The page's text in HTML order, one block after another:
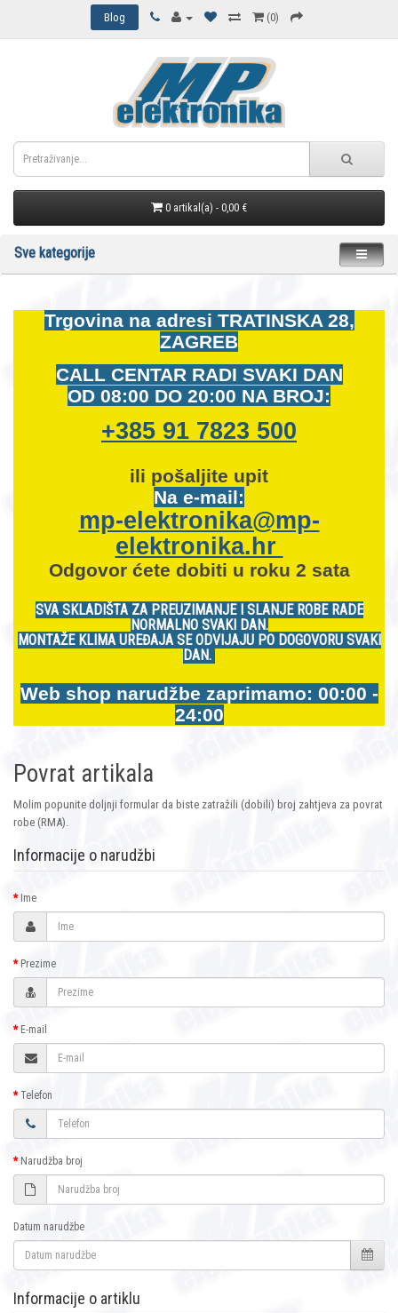
Blog (0)
0 artikal(a) - 0,00 €
Sve kategorije
Trgovina na adresi TRATINSKA 28,
ZAGREB
CALL CENTAR RADI SVAKI DAN
OD 08:00 DO 20:00 NA BROJ:
+385 91 7823 500
ili pošaljite upit
Na e-mail:
mp-elektronika@mp-
elektronika.hr
Odgovor ćete dobiti u roku 2 sata
SVA SKLADIŠTA ZA PREUZIMANJE I SLANJE ROBE RADE
NORMALNO SVAKI DAN.
MONTAŽE KLIMA UREĐAJA SE ODVIJAJU PO DOGOVORU SVAKI
DAN.
Web shop narudžbe zaprimamo: 00:00 -
24:00
Povrat artikala
Molim popunite doljnji formular da biste zatražili (dobili) broj zahtjeva za povrat
robe (RMA).
Informacije o narudžbi
Ime
Prezime
E-mail
Telefon
Narudžba broj
Datum narudžbe
Informacije o artiklu